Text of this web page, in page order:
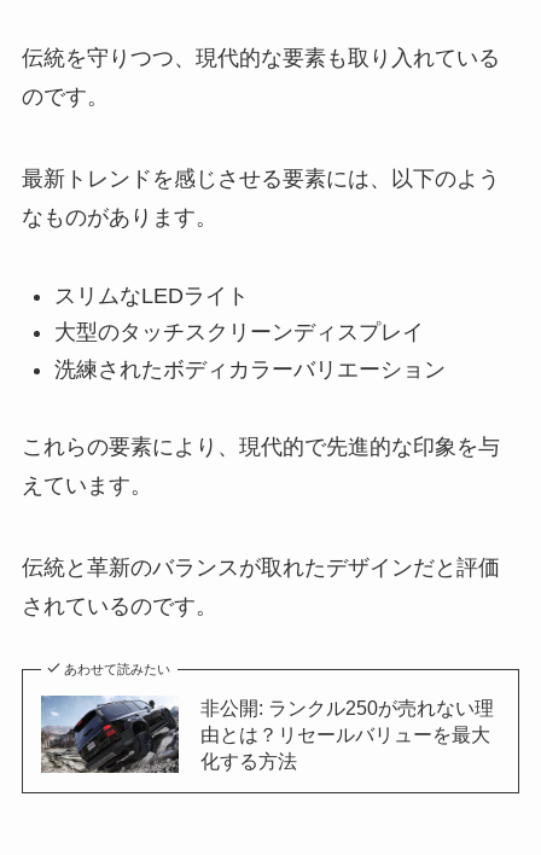
伝統を守りつつ、現代的な要素も取り入れている
のです。
最新トレンドを感じさせる要素には、以下のよう
なものがあります。
スリムなLEDライト
大型のタッチスクリーンディスプレイ
洗練されたボディカラーバリエーション
これらの要素により、現代的で先進的な印象を与
えています。
伝統と革新のバランスが取れたデザインだと評価
されているのです。
あわせて読みたい
非公開: ランクル250が売れない理
由とは？リセールバリューを最大
化する方法